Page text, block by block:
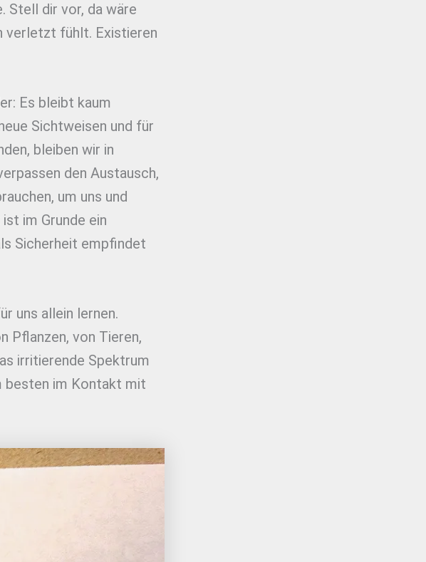
Stell dir vor, da wäre
verletzt fühlt. Existieren
Es bleibt kaum
Sichtweisen und für
bleiben wir in
den Austausch,
um uns und
im Grunde ein
Sicherheit empfindet
uns allein lernen.
Pflanzen, von Tieren,
irritierende Spektrum
besten im Kontakt mit